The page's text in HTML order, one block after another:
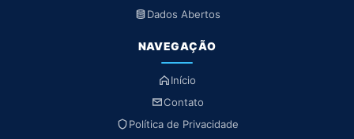
Dados Abertos
NAVEGAÇÃO
Início
Contato
Política de Privacidade